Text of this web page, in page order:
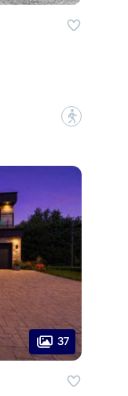
?
37